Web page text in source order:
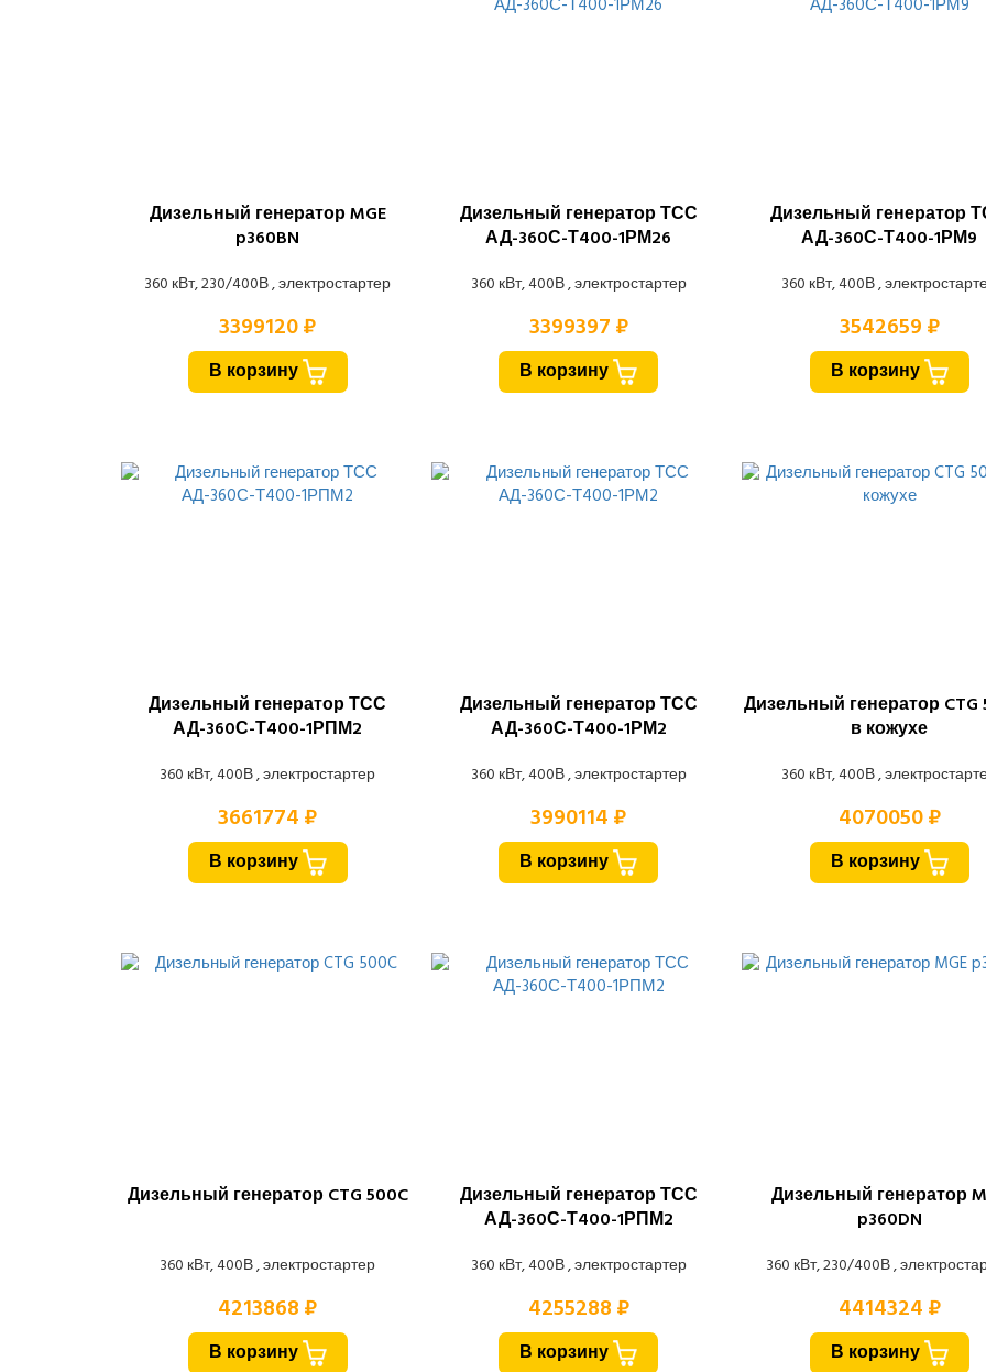
Дизельный генератор MGE
p360BN
360 кВт, 230/400В , электростартер
3399120 ₽
В корзину
Дизельный генератор ТСС
АД-360С-Т400-1РМ26
360 кВт, 400В , электростартер
3399397 ₽
В корзину
Дизельный генератор
АД-360С-Т400-1РМ9
360 кВт, 400В ,
3542659 ₽
В корзину
Дизельный генератор ТСС
АД-360С-Т400-1РПМ2
360 кВт, 400В , электростартер
3661774 ₽
В корзину
Дизельный генератор ТСС
АД-360С-Т400-1РМ2
360 кВт, 400В , электростартер
3990114 ₽
В корзину
Дизельный генератор CTG
в кожухе
360 кВт, 400В ,
4070050 ₽
В корзину
Дизельный генератор CTG 500C
360 кВт, 400В , электростартер
4213868 ₽
В корзину
Дизельный генератор ТСС
АД-360С-Т400-1РПМ2
360 кВт, 400В , электростартер
4255288 ₽
В корзину
Дизельный генератор
p360DN
360 кВт, 230/400В ,
4414324 ₽
В корзину